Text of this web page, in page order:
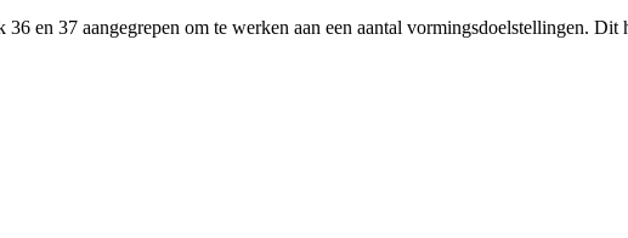
en 37 aangegrepen om te werken aan een aantal vormingsdoelstellingen. Dit